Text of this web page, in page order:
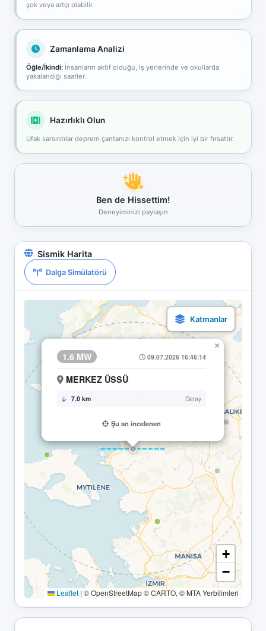
şok veya artçı olabilir.
Zamanlama Analizi
Öğle/İkindi: İnsanların aktif olduğu, iş yerlerinde ve okullarda
yakalandığı saatler.
Hazırlıklı Olun
Ufak sarsıntılar deprem çantanızı kontrol etmek için iyi bir fırsattır.
Ben de Hissettim!
Deneyiminizi paylaşın
Sismik Harita
Dalga Simülatörü
1.6 MW 09.07.2026 16:46:14
MERKEZ ÜSSÜ
7.0 km Detay
Şu an incelenen
×
+
−
Leaflet | © OpenStreetMap © CARTO, © MTA Yerbilimleri